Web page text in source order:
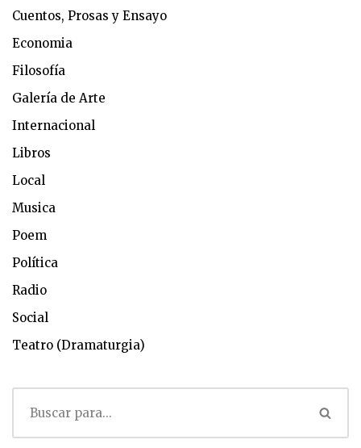
Cuentos, Prosas y Ensayo
Economia
Filosofía
Galería de Arte
Internacional
Libros
Local
Musica
Poem
Política
Radio
Social
Teatro (Dramaturgia)